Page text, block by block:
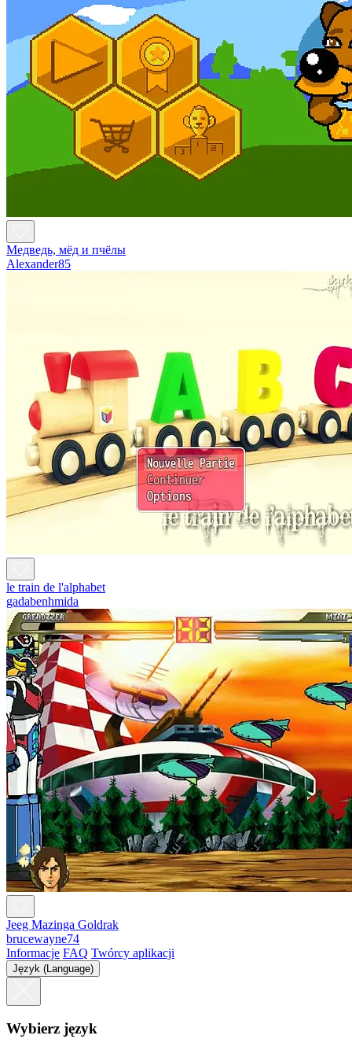
Медведь, мёд и пчёлы
Alexander85
le train de l'alphabet
gadabenhmida
Jeeg Mazinga Goldrak
brucewayne74
Informacje FAQ Twórcy aplikacji
Język (Language)
Wybierz język